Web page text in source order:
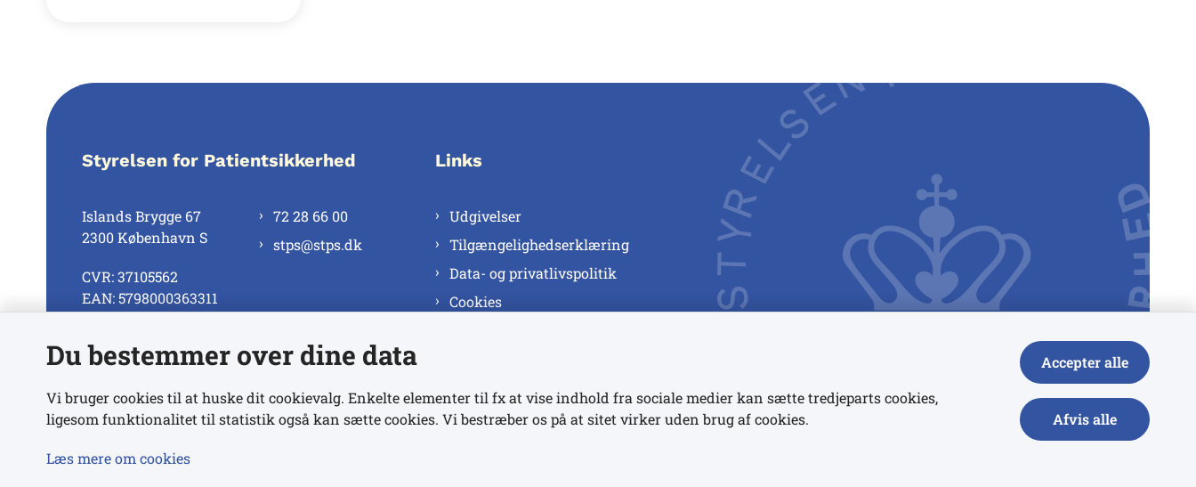
Styrelsen for Patientsikkerhed
Islands Brygge 67
2300 København S
CVR: 37105562
EAN: 5798000363311
72 28 66 00
stps@stps.dk
Se alle kontaktnumre
Links
Udgivelser
Tilgængelighedserklæring
Data- og privatlivspolitik
Cookies
Du bestemmer over dine data
Vi bruger cookies til at huske dit cookievalg. Enkelte elementer til fx at vise indhold fra sociale medier kan sætte tredjeparts cookies,
ligesom funktionalitet til statistik også kan sætte cookies. Vi bestræber os på at sitet virker uden brug af cookies.
Læs mere om cookies
Accepter alle
Afvis alle